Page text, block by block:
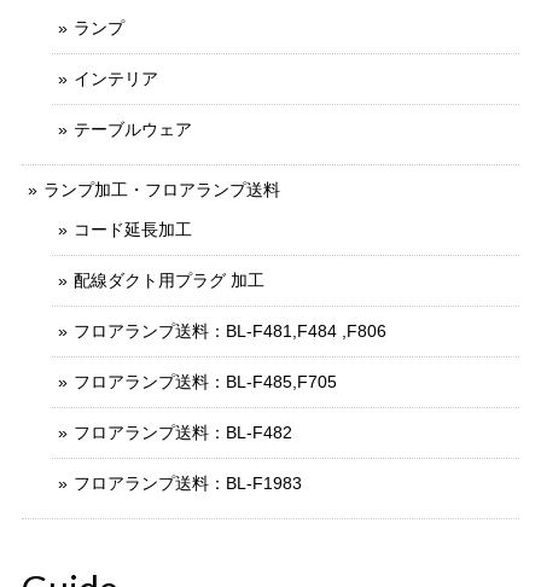
ランプ
インテリア
テーブルウェア
ランプ加工・フロアランプ送料
コード延長加工
配線ダクト用プラグ 加工
フロアランプ送料：BL-F481,F484 ,F806
フロアランプ送料：BL-F485,F705
フロアランプ送料：BL-F482
フロアランプ送料：BL-F1983